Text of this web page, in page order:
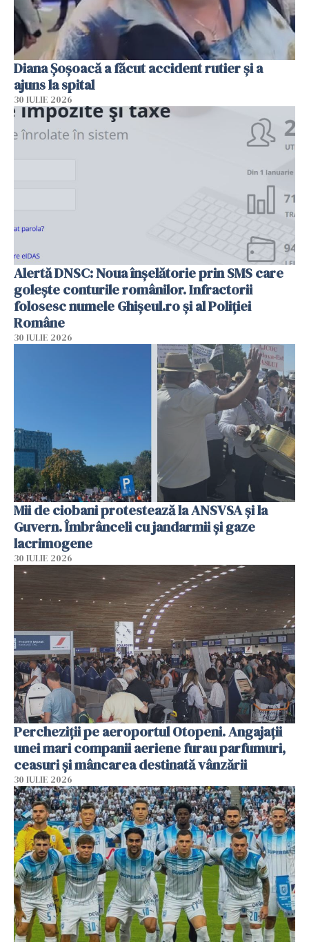
Diana Șoșoacă a făcut accident rutier și a
ajuns la spital
30 IULIE 2026
Alertă DNSC: Noua înșelătorie prin SMS care
golește conturile românilor. Infractorii
folosesc numele Ghișeul.ro și al Poliției
Române
30 IULIE 2026
Mii de ciobani protestează la ANSVSA și la
Guvern. Îmbrânceli cu jandarmii și gaze
lacrimogene
30 IULIE 2026
Percheziții pe aeroportul Otopeni. Angajații
unei mari companii aeriene furau parfumuri,
ceasuri și mâncarea destinată vânzării
30 IULIE 2026